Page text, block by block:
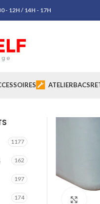
- 12H / 14H - 17H
ATELIERBACS
1177
162
197
174